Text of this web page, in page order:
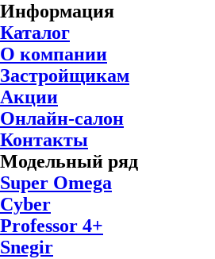
Информация
Каталог
О компании
Застройщикам
Акции
Онлайн-салон
Контакты
Модельный ряд
Super Omega
Cyber
Professor 4+
Snegir